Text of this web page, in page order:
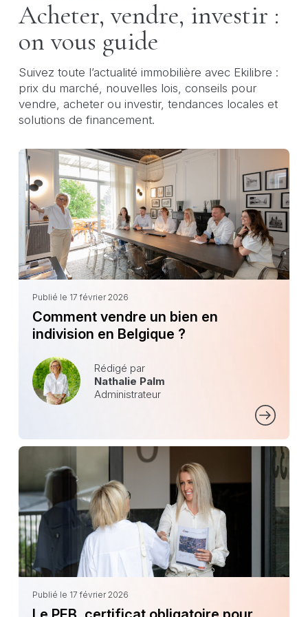
Acheter, vendre, investir :
on vous guide
Suivez toute l’actualité immobilière avec Ekilibre :
prix du marché, nouvelles lois, conseils pour
vendre, acheter ou investir, tendances locales et
solutions de financement.
Publié le 17 février 2026
Comment vendre un bien en
indivision en Belgique ?
Rédigé par
Nathalie Palm
Administrateur
Publié le 17 février 2026